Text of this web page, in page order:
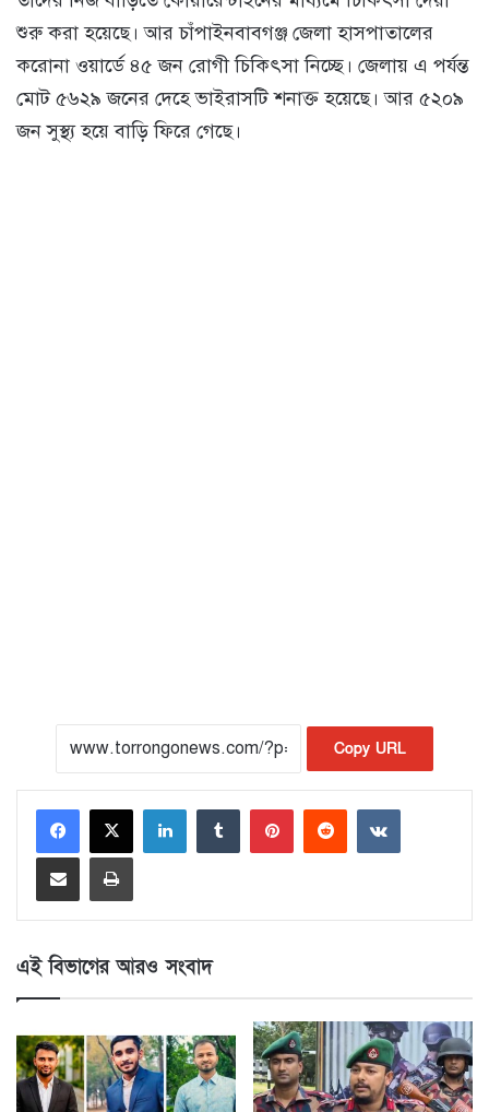
শুরু করা হয়েছে। আর চাঁপাইনবাবগঞ্জ জেলা হাসপাতালের
করোনা ওয়ার্ডে ৪৫ জন রোগী চিকিৎসা নিচ্ছে। জেলায় এ পর্যন্ত
মোট ৫৬২৯ জনের দেহে ভাইরাসটি শনাক্ত হয়েছে। আর ৫২০৯
জন সুস্থ্য হয়ে বাড়ি ফিরে গেছে।
Copy URL
LinkedIn
এই বিভাগের আরও সংবাদ